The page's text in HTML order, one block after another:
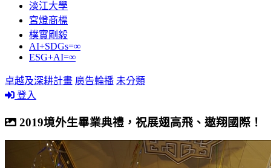
淡江大學
宮燈商標
樸實剛毅
AI+SDGs=∞
ESG+AI=∞
卓越及深耕計畫 廣告輪播 未分類
登入
2019境外生畢業典禮，祝展翅高飛、遨翔國際！